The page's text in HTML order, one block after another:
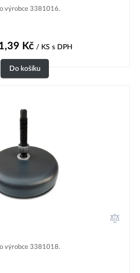
výrobce 3381016.
Kč/ KS s DPH
Do košíku
výrobce 3381018.